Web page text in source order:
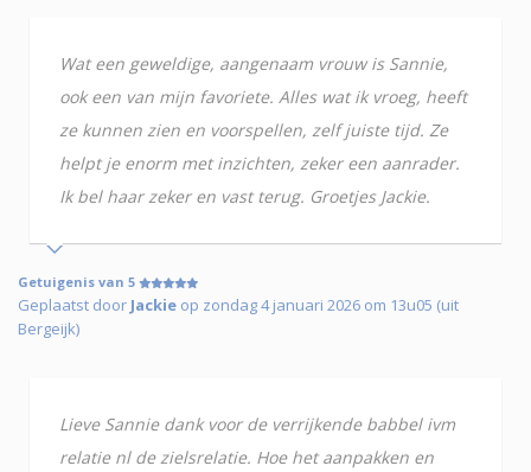
Wat een geweldige, aangenaam vrouw is Sannie,
ook een van mijn favoriete. Alles wat ik vroeg, heeft
ze kunnen zien en voorspellen, zelf juiste tijd. Ze
helpt je enorm met inzichten, zeker een aanrader.
Ik bel haar zeker en vast terug. Groetjes Jackie.
Getuigenis van 5
Geplaatst door Jackie op zondag 4 januari 2026 om 13u05 (uit
Bergeijk)
Lieve Sannie dank voor de verrijkende babbel ivm
relatie nl de zielsrelatie. Hoe het aanpakken en